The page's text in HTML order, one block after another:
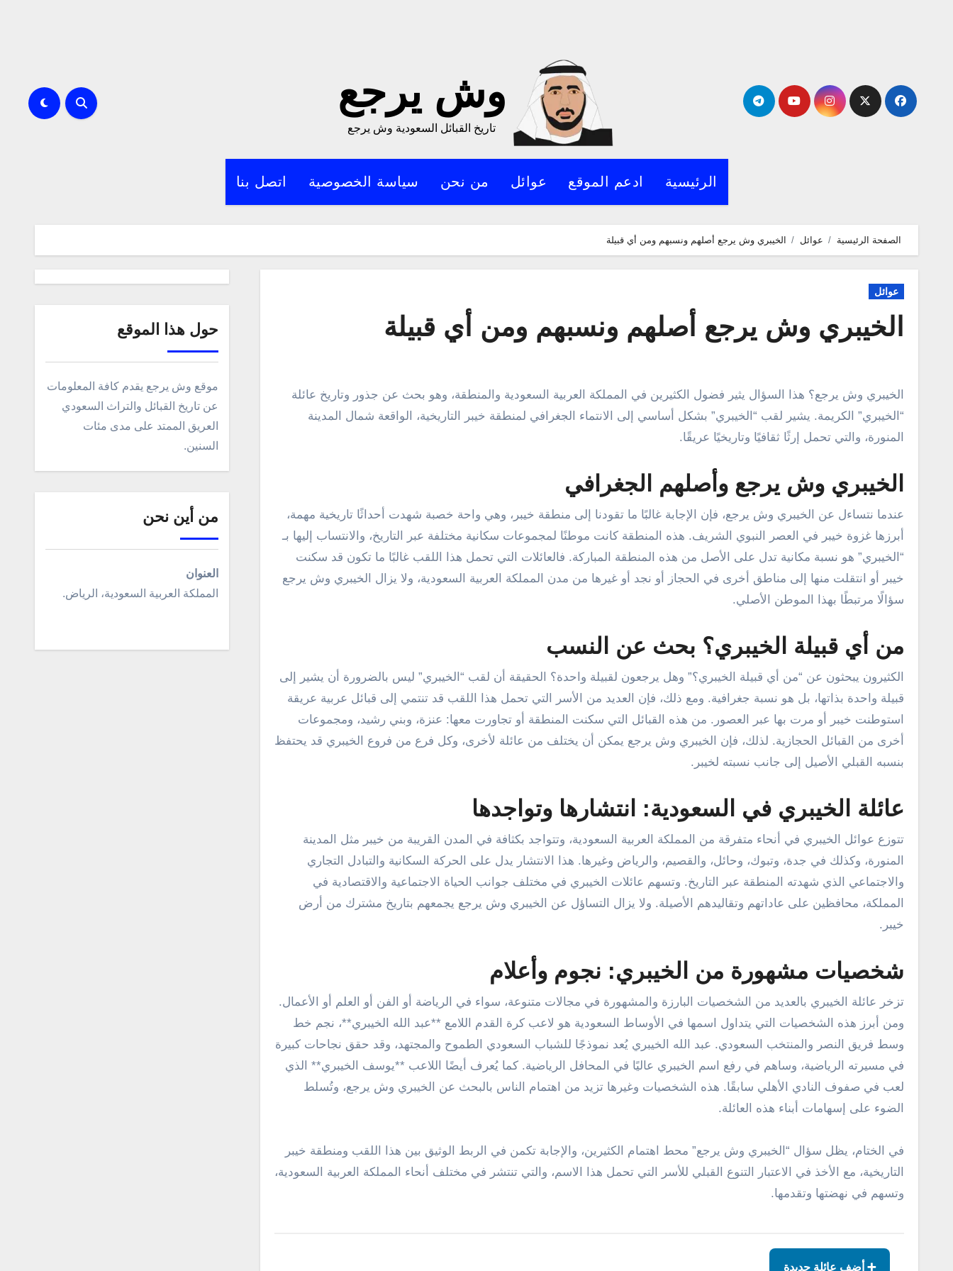
وش يرجع
تاريخ القبائل السعودية وش يرجع
الرئيسية ادعم الموقع عوائل من نحن سياسة الخصوصية اتصل بنا
الصفحة الرئيسية عوائل الخيبري وش يرجع أصلهم ونسبهم ومن أي قبيلة
عوائل
الخيبري وش يرجع أصلهم ونسبهم ومن أي قبيلة
“الخيبري” الكريمة. يشير لقب “الخيبري” بشكل أساسي إلى الانتماء الجغرافي لمنطقة خيبر التاريخية، الواقعة شمال المدينة
المنورة، والتي تحمل إرثًا ثقافيًا وتاريخيًا عريقًا.
الخيبري وش يرجع وأصلهم الجغرافي
عندما نتساءل عن الخيبري وش يرجع، فإن الإجابة غالبًا ما تقودنا إلى منطقة خيبر، وهي واحة خصبة شهدت أحداثًا تاريخية مهمة،
أبرزها غزوة خيبر في العصر النبوي الشريف. هذه المنطقة كانت موطنًا لمجموعات سكانية مختلفة عبر التاريخ، والانتساب إليها بـ
“الخيبري” هو نسبة مكانية تدل على الأصل من هذه المنطقة المباركة. فالعائلات التي تحمل هذا اللقب غالبًا ما تكون قد سكنت
خيبر أو انتقلت منها إلى مناطق أخرى في الحجاز أو نجد أو غيرها من مدن المملكة العربية السعودية، ولا يزال الخيبري وش يرجع
سؤالًا مرتبطًا بهذا الموطن الأصلي.
من أي قبيلة الخيبري؟ بحث عن النسب
الكثيرون يبحثون عن “من أي قبيلة الخيبري؟” وهل يرجعون لقبيلة واحدة؟ الحقيقة أن لقب “الخيبري” ليس بالضرورة أن يشير إلى
قبيلة واحدة بذاتها، بل هو نسبة جغرافية. ومع ذلك، فإن العديد من الأسر التي تحمل هذا اللقب قد تنتمي إلى قبائل عربية عريقة
استوطنت خيبر أو مرت بها عبر العصور. من هذه القبائل التي سكنت المنطقة أو تجاورت معها: عنزة، وبني رشيد، ومجموعات
أخرى من القبائل الحجازية. لذلك، فإن الخيبري وش يرجع يمكن أن يختلف من عائلة لأخرى، وكل فرع من فروع الخيبري قد يحتفظ
بنسبه القبلي الأصيل إلى جانب نسبته لخيبر.
عائلة الخيبري في السعودية: انتشارها وتواجدها
تتوزع عوائل الخيبري في أنحاء متفرقة من المملكة العربية السعودية، وتتواجد بكثافة في المدن القريبة من خيبر مثل المدينة
المنورة، وكذلك في جدة، وتبوك، وحائل، والقصيم، والرياض وغيرها. هذا الانتشار يدل على الحركة السكانية والتبادل التجاري
والاجتماعي الذي شهدته المنطقة عبر التاريخ. وتسهم عائلات الخيبري في مختلف جوانب الحياة الاجتماعية والاقتصادية في
المملكة، محافظين على عاداتهم وتقاليدهم الأصيلة. ولا يزال التساؤل عن الخيبري وش يرجع يجمعهم بتاريخ مشترك من أرض
خيبر.
شخصيات مشهورة من الخيبري: نجوم وأعلام
تزخر عائلة الخيبري بالعديد من الشخصيات البارزة والمشهورة في مجالات متنوعة، سواء في الرياضة أو الفن أو العلم أو الأعمال.
ومن أبرز هذه الشخصيات التي يتداول اسمها في الأوساط السعودية هو لاعب كرة القدم اللامع **عبد الله الخيبري**، نجم خط
وسط فريق النصر والمنتخب السعودي. عبد الله الخيبري يُعد نموذجًا للشباب السعودي الطموح والمجتهد، وقد حقق نجاحات كبيرة
في مسيرته الرياضية، وساهم في رفع اسم الخيبري عاليًا في المحافل الرياضية. كما يُعرف أيضًا اللاعب **يوسف الخيبري** الذي
لعب في صفوف النادي الأهلي سابقًا. هذه الشخصيات وغيرها تزيد من اهتمام الناس بالبحث عن الخيبري وش يرجع، وتُسلط
الضوء على إسهامات أبناء هذه العائلة.
في الختام، يظل سؤال “الخيبري وش يرجع” محط اهتمام الكثيرين، والإجابة تكمن في الربط الوثيق بين هذا اللقب ومنطقة خيبر
التاريخية، مع الأخذ في الاعتبار التنوع القبلي للأسر التي تحمل هذا الاسم، والتي تنتشر في مختلف أنحاء المملكة العربية السعودية،
وتسهم في نهضتها وتقدمها.
➕ أضف عائلة جديدة
حول هذا الموقع
موقع وش يرجع يقدم كافة المعلومات
عن تاريخ القبائل والتراث السعودي
العريق الممتد على مدى مئات
السنين.
من أين نحن
العنوان
المملكة العربية السعودية، الرياض.